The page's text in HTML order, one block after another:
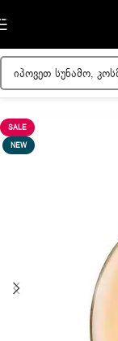
Skip to navigation
მთავარი/მამაკაცის
SALE
NEW